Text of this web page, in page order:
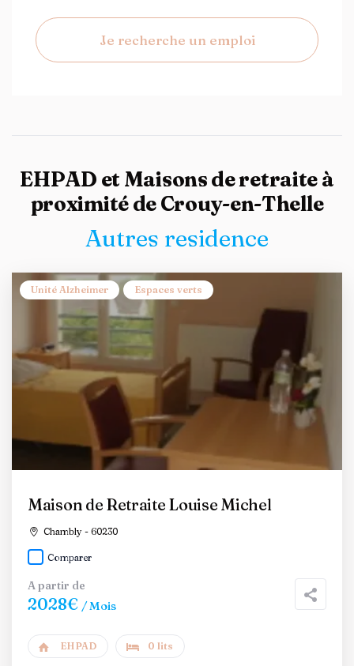
Je recherche un emploi
EHPAD et Maisons de retraite à
proximité de Crouy-en-Thelle
Autres residence
Unité Alzheimer Espaces verts
Maison de Retraite Louise Michel
Chambly - 60230
Comparer
A partir de
2028€ / Mois
EHPAD 0 lits